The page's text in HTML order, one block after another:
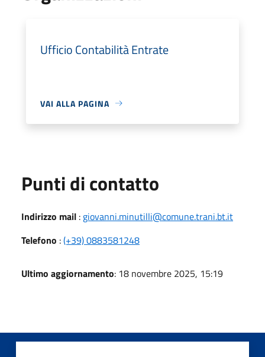
Ufficio Contabilità Entrate
VAI ALLA PAGINA
Punti di contatto
Indirizzo mail : giovanni.minutilli@comune.trani.bt.it
Telefono :(+39) 0883581248
Ultimo aggiornamento: 18 novembre 2025, 15:19